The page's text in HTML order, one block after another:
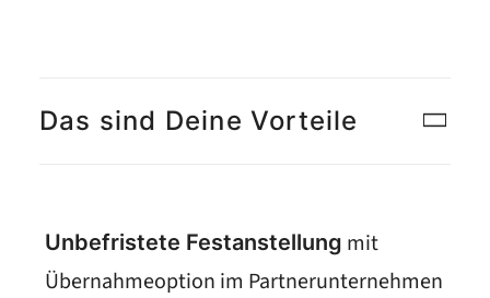
Das sind Deine Vorteile
Unbefristete Festanstellung mit
Übernahmeoption im Partnerunternehmen